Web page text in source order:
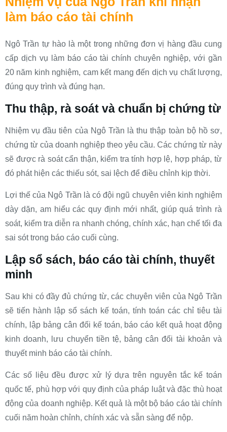
làm báo cáo tài chính
Ngô Trần tự hào là một trong những đơn vị hàng đầu cung
cấp dịch vụ làm báo cáo tài chính chuyên nghiệp, với gần
20 năm kinh nghiệm, cam kết mang đến dịch vụ chất lượng,
đúng quy trình và đúng hạn.
Thu thập, rà soát và chuẩn bị chứng từ
Nhiệm vụ đầu tiên của Ngô Trần là thu thập toàn bộ hồ sơ,
chứng từ của doanh nghiệp theo yêu cầu. Các chứng từ này
sẽ được rà soát cẩn thận, kiểm tra tính hợp lệ, hợp pháp, từ
đó phát hiện các thiếu sót, sai lệch để điều chỉnh kịp thời.
Lợi thế của Ngô Trần là có đội ngũ chuyên viên kinh nghiệm
dày dặn, am hiểu các quy định mới nhất, giúp quá trình rà
soát, kiểm tra diễn ra nhanh chóng, chính xác, hạn chế tối đa
sai sót trong báo cáo cuối cùng.
Lập sổ sách, báo cáo tài chính, thuyết
minh
Sau khi có đầy đủ chứng từ, các chuyên viên của Ngô Trần
sẽ tiến hành lập sổ sách kế toán, tính toán các chỉ tiêu tài
chính, lập bảng cân đối kế toán, báo cáo kết quả hoạt động
kinh doanh, lưu chuyển tiền tệ, bảng cân đối tài khoản và
thuyết minh báo cáo tài chính.
Các số liệu đều được xử lý dựa trên nguyên tắc kế toán
quốc tế, phù hợp với quy định của pháp luật và đặc thù hoạt
động của doanh nghiệp. Kết quả là một bộ báo cáo tài chính
cuối năm hoàn chỉnh, chính xác và sẵn sàng để nộp.